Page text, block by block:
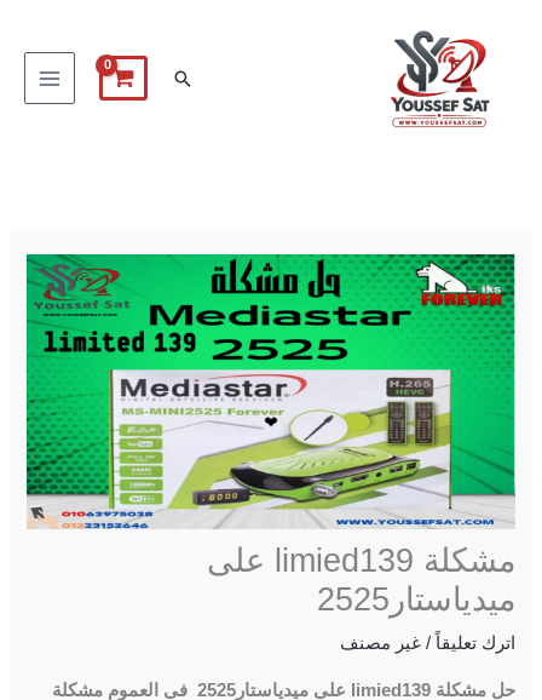
البحث
مشكلة limied139 على
ميدياستار2525
اترك تعليقاً /غير مصنف
حل مشكلة limied139 على ميدياستار2525 فى العموم مشكلة